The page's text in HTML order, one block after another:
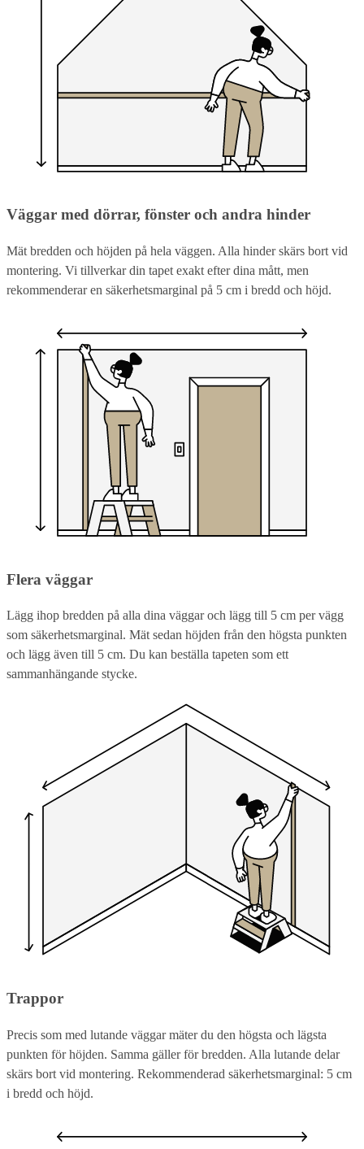
Väggar med dörrar, fönster och andra hinder
Mät bredden och höjden på hela väggen. Alla hinder skärs bort vid
montering. Vi tillverkar din tapet exakt efter dina mått, men
rekommenderar en säkerhetsmarginal på 5 cm i bredd och höjd.
Flera väggar
Lägg ihop bredden på alla dina väggar och lägg till 5 cm per vägg
som säkerhetsmarginal. Mät sedan höjden från den högsta punkten
och lägg även till 5 cm. Du kan beställa tapeten som ett
sammanhängande stycke.
Trappor
Precis som med lutande väggar mäter du den högsta och lägsta
punkten för höjden. Samma gäller för bredden. Alla lutande delar
skärs bort vid montering. Rekommenderad säkerhetsmarginal: 5 cm
i bredd och höjd.